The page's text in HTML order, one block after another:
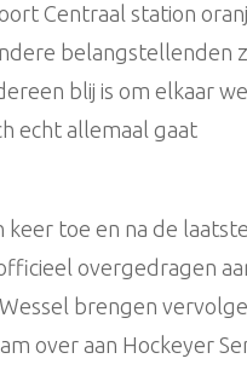
Centraal station
belangstellenden
blij is om elkaar
echt allemaal gaat
toe en na de laatste
overgedragen
brengen
over aan Hockeyer